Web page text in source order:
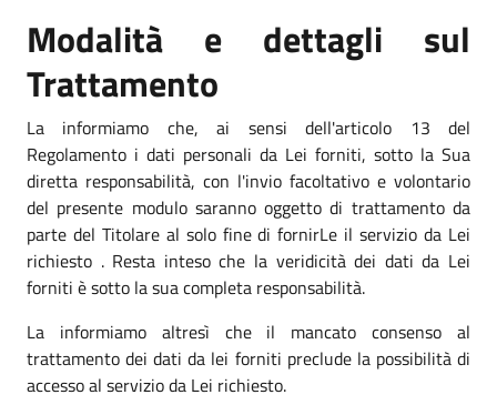
Modalità e dettagli sul
Trattamento
La informiamo che, ai sensi dell'articolo 13 del
Regolamento i dati personali da Lei forniti, sotto la Sua
diretta responsabilità, con l'invio facoltativo e volontario
del presente modulo saranno oggetto di trattamento da
parte del Titolare al solo fine di fornirLe il servizio da Lei
richiesto . Resta inteso che la veridicità dei dati da Lei
forniti è sotto la sua completa responsabilità.
La informiamo altresì che il mancato consenso al
trattamento dei dati da lei forniti preclude la possibilità di
accesso al servizio da Lei richiesto.